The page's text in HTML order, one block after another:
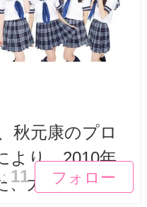
秋元康のプロ
より、2010年
、大阪...フォロー
フォロー
11